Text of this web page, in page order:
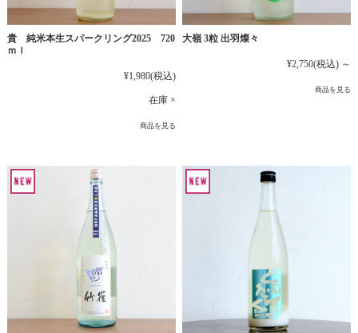
貴 純米本生スパークリング2025 720
ｍｌ
¥1,980(税込)
在庫 ×
商品を見る
大嶺 3粒 出羽燦々
¥2,750(税込) ～
商品を見る